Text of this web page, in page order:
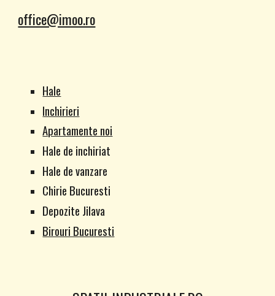
office@imoo.ro
Hale
Inchirieri
Apartamente noi
Hale de inchiriat
Hale de vanzare
Chirie Bucuresti
Depozite Jilava
Birouri Bucuresti